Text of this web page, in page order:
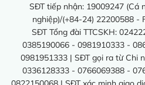
SĐT tiếp nhận: 19009247 (Cá
nghiệp)/(+84-24) 22200588 -
SĐT Tổng đài TTCSKH:
0385190066 - 0981910333 -
0981951333 | SĐT gọi ra từ Chi
0336128333 - 0766069388 -
0822150068 | SĐT xác minh giao